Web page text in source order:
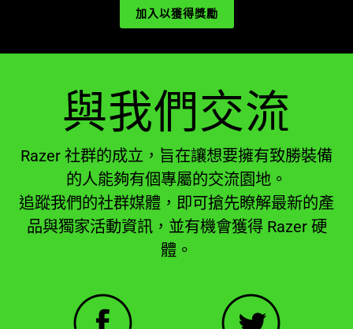
加入以獲得獎勵
與我們交流
Razer 社群的成立，旨在讓想要擁有致勝裝備
的人能夠有個專屬的交流園地。
追蹤我們的社群媒體，即可搶先瞭解最新的產
品與獨家活動資訊，並有機會獲得 Razer 硬
體。